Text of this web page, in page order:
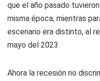
que el año pasado
misma época, mientras
escenario era distinto, al
mayo del 2023.
Ahora la recesión no